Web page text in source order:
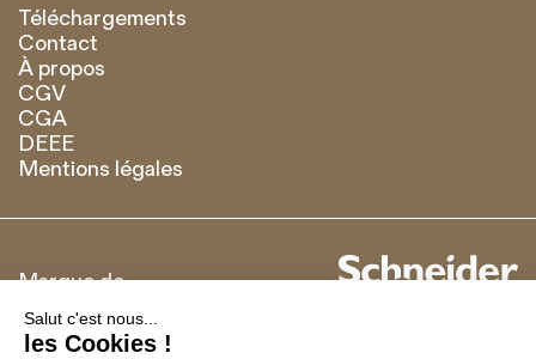
Téléchargements
Contact
À propos
CGV
CGA
DEEE
Mentions légales
Marque de